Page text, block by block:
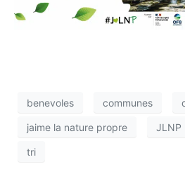
benevoles communes
jaime la nature propre JLNP
tri